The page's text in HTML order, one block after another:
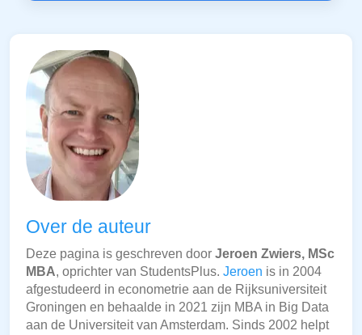
Over de auteur
Deze pagina is geschreven door Jeroen Zwiers, MSc
MBA, oprichter van StudentsPlus. Jeroen is in 2004
afgestudeerd in econometrie aan de Rijksuniversiteit
Groningen en behaalde in 2021 zijn MBA in Big Data
aan de Universiteit van Amsterdam. Sinds 2002 helpt